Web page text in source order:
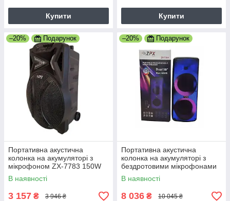
Купити Купити
–20% Подарунок
Портативна акустична
колонка на акумуляторі з
мікрофоном ZX-7783 150W
15" USB/FM/Bluetooth
В наявності
3 157 ₴ 3 946 ₴
–20% Подарунок
Портативна акустична
колонка на акумуляторі з
бездротовими мікрофонами
ZX-7784 300W 10"х2
USB/FM/Bluetooth
В наявності
8 036 ₴ 10 045 ₴